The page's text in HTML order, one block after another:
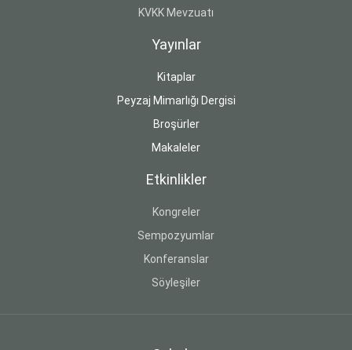
KVKK Mevzuatı
Yayınlar
Kitaplar
Peyzaj Mimarlığı Dergisi
Broşürler
Makaleler
Etkinlikler
Kongreler
Sempozyumlar
Konferanslar
Söyleşiler